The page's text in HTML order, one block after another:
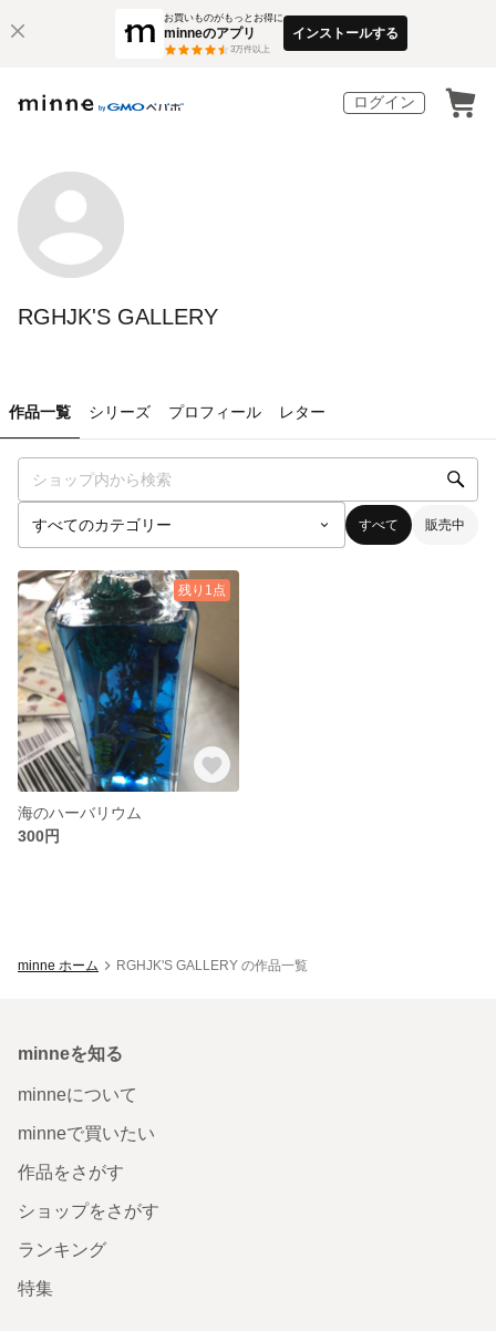
お買いものがもっとお得に
minneのアプリ
3万件以上
インストールする
ログイン
RGHJK'S GALLERY
作品一覧 シリーズ プロフィール レター
すべて 販売中
残り1点
海のハーバリウム
300円
minne ホーム RGHJK'S GALLERY の作品一覧
minneを知る
minneについて
minneで買いたい
作品をさがす
ショップをさがす
ランキング
特集